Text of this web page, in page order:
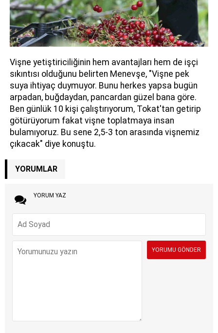
Vişne yetiştiriciliğinin hem avantajları hem de işçi
sıkıntısı olduğunu belirten Menevşe, "Vişne pek
suya ihtiyaç duymuyor. Bunu herkes yapsa bugün
arpadan, buğdaydan, pancardan güzel bana göre.
Ben günlük 10 kişi çalıştırıyorum, Tokat'tan getirip
götürüyorum fakat vişne toplatmaya insan
bulamıyoruz. Bu sene 2,5-3 ton arasında vişnemiz
çıkacak" diye konuştu.
YORUMLAR
YORUM YAZ